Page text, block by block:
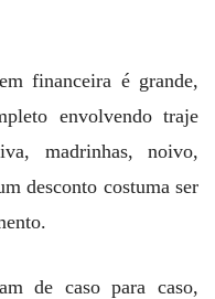
financeira é grande,
envolvendo traje
madrinhas, noivo,
desconto costuma ser
de caso para caso,